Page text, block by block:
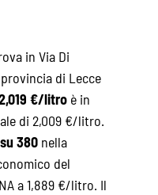
in Via Di
di Lecce
€/litro è in
di 2,009 €/litro.
380 nella
del
a 1,889 €/litro. Il